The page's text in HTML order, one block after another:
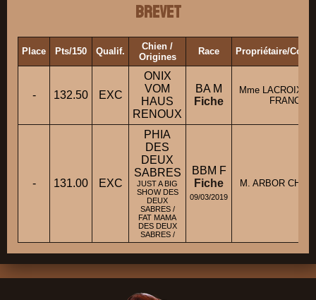
Brevet
Place Pts/150 Qualif.
Chien /
Origines
Race Propriétaire/
- 132.50 EXC
ONIX
VOM
HAUS
RENOUX
BA M
Fiche
Mme LACROIX
FRANCE
- 131.00 EXC
PHIA
DES
DEUX
SABRES
JUST A BIG
SHOW DES
DEUX
SABRES /
FAT MAMA
DES DEUX
SABRES /
BBM F
Fiche
09/03/2019
M. ARBOR